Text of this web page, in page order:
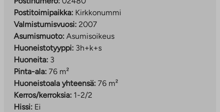
Postitoimipaikka: Kirkkonummi
Valmistumisvuosi: 2007
Asumismuoto: Asumisoikeus
Huoneistotyyppi: 3h+k+s
Huoneita: 3
Pinta-ala: 76 m²
Huoneistoala yhteensä: 76 m²
Kerros/kerroksia: 1-2/2
Hissi: Ei